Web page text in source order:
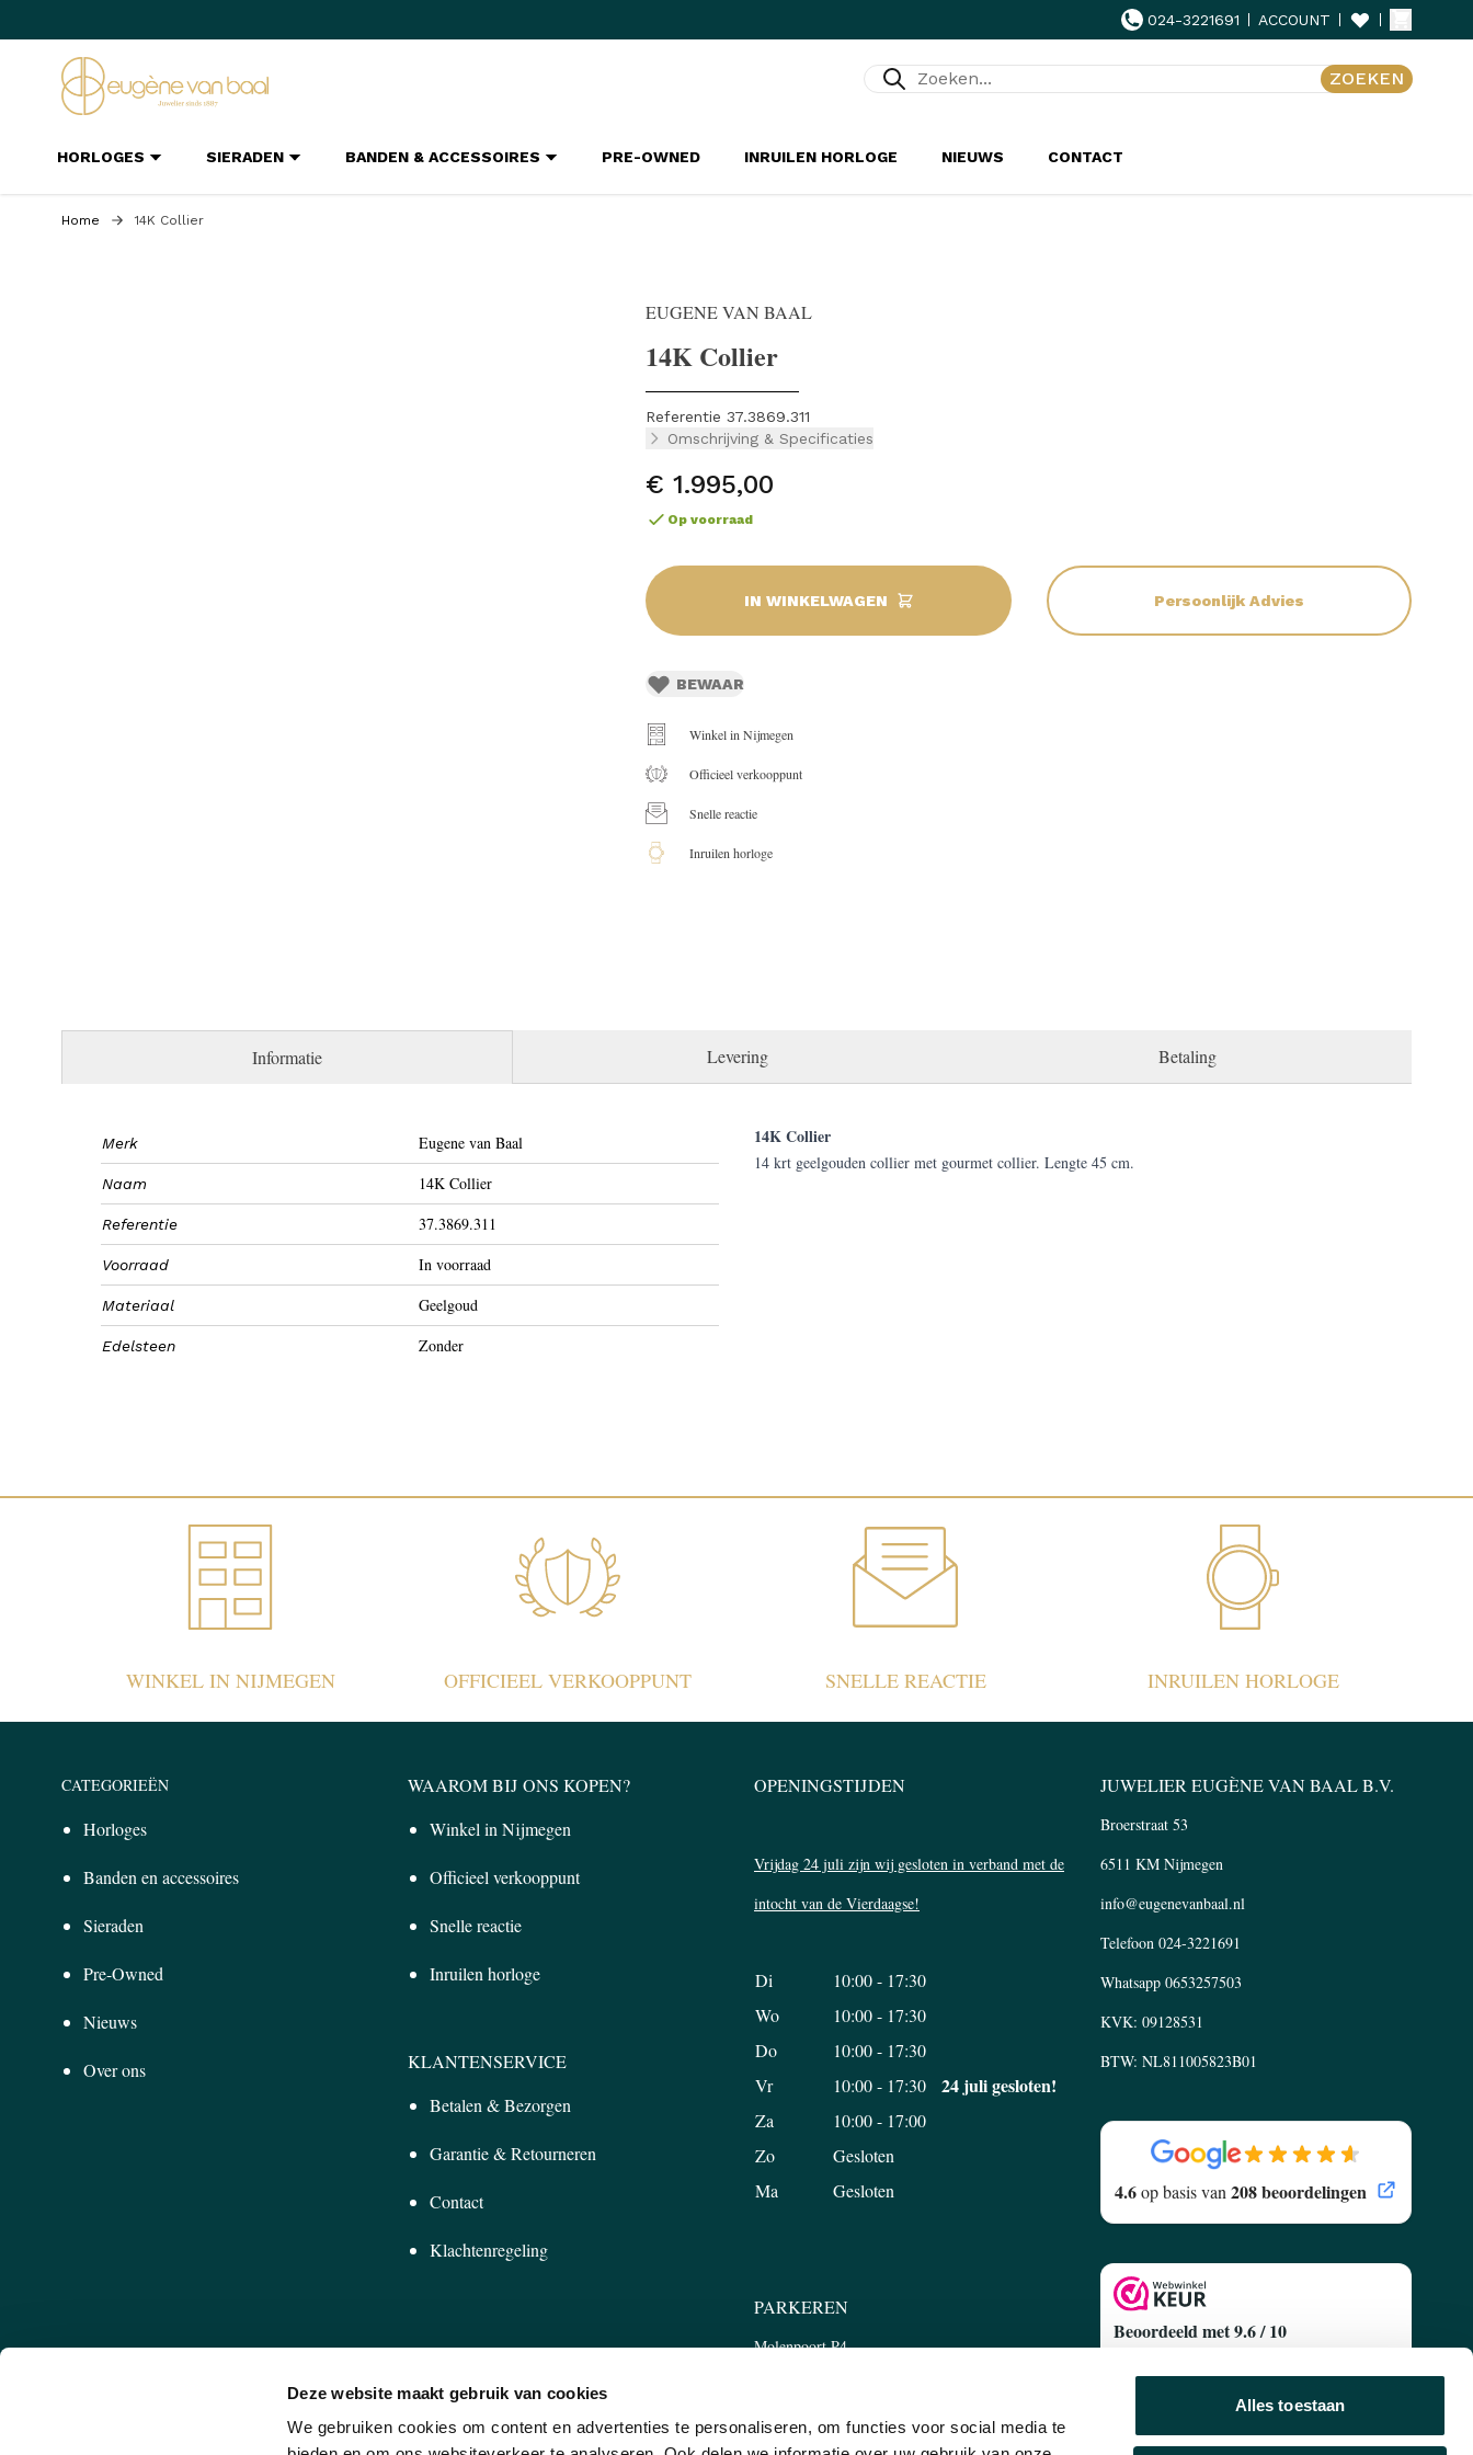
Deze website maakt gebruik van cookies
We gebruiken cookies om content en advertenties te personaliseren, om functies voor social media te
Alles toestaan
024-3221691 ACCOUNT
Zoeken... ZOEKEN
HORLOGES SIERADEN BANDEN & ACCESSOIRES PRE-OWNED INRUILEN HORLOGE NIEUWS CONTACT
Home 14K Collier
EUGENE VAN BAAL
14K Collier
Referentie 37.3869.311
Omschrijving & Specificaties
€ 1.995,00
Op voorraad
IN WINKELWAGEN Persoonlijk Advies
BEWAAR
Winkel in Nijmegen
Officieel verkooppunt
Snelle reactie
Inruilen horloge
Informatie
Merk Eugene van Baal
Naam 14K Collier
Referentie 37.3869.311
Voorraad In voorraad
Materiaal Geelgoud
Edelsteen Zonder
14K Collier
14 krt geelgouden collier met gourmet collier. Lengte 45 cm.
Levering Betaling
WINKEL IN NIJMEGEN OFFICIEEL VERKOOPPUNT SNELLE REACTIE INRUILEN HORLOGE
CATEGORIEËN
Horloges
Banden en accessoires
Sieraden
Pre-Owned
Nieuws
Over ons
WAAROM BIJ ONS KOPEN?
Winkel in Nijmegen
Officieel verkooppunt
Snelle reactie
Inruilen horloge
KLANTENSERVICE
Betalen & Bezorgen
Garantie & Retourneren
Contact
Klachtenregeling
OPENINGSTIJDEN
Vrijdag 24 juli zijn wij gesloten in verband met de
intocht van de Vierdaagse!
Di
10:00 - 17:30
Wo
10:00 - 17:30
Do
10:00 - 17:30
Vr
10:00 - 17:30 24 juli gesloten!
Za
10:00 - 17:00
Zo
Gesloten
Ma
Gesloten
PARKEREN
Molenpoort P4
JUWELIER EUGÈNE VAN BAAL B.V.
Broerstraat 53
6511 KM Nijmegen
info@eugenevanbaal.nl
Telefoon 024-3221691
Whatsapp 0653257503
KVK: 09128531
BTW: NL811005823B01
4.6op basis van 208 beoordelingen
Beoordeeld met 9.6 / 10
Gebaseerd op629 Klantenreviews